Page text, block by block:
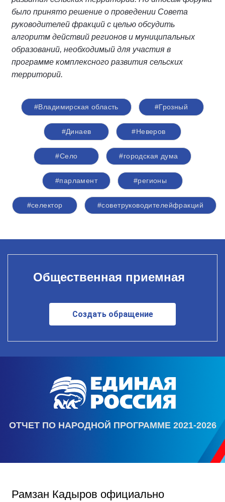
было принято решение о проведении Совета
руководителей фракций с целью обсудить
алгоритм действий регионов и муниципальных
образований, необходимый для участия в
программе комплексного развития сельских
территорий.
#Владимирская область #Грозный
#Динаев #Неверов
#Село #городская дума
#парламент #регионы
#селектор #советруководителейфракций
Общественная приемная
Создать обращение
ОТЧЕТ ПО НАРОДНОЙ ПРОГРАММЕ 2021-2026
Рамзан Кадыров официально